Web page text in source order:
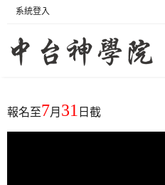
系統登入
報名至7月 31 日截